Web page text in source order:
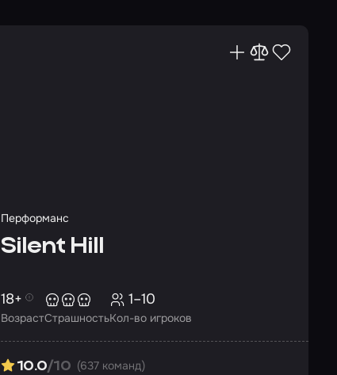
Перформанс
Silent Hill
Возраст
18+
СтрашностьКол-во игроков
1–10
10.0/10 (637 команд)